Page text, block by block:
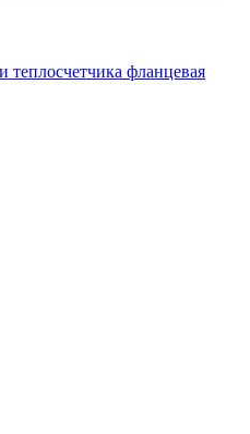
теплосчетчика фланцевая